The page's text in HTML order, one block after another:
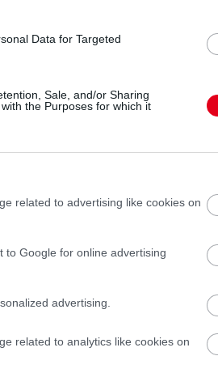
Data for Targeted
Sale, and/or Sharing
the Purposes for which it
related to advertising like cookies on
to Google for online advertising
advertising.
related to analytics like cookies on
mindent kell
hogy saját
hogy a cél az,
még nem tudom
először, de azt már ki
szeretnénk,
szívesen szolgálunk
beletartozik
várjuk!”